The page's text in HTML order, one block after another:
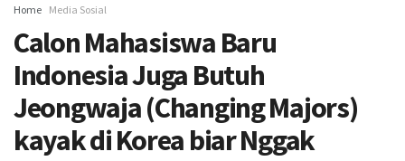
Home Media Sosial
Calon Mahasiswa Baru
Indonesia Juga Butuh
Jeongwaja (Changing Majors)
kayak di Korea biar Nggak